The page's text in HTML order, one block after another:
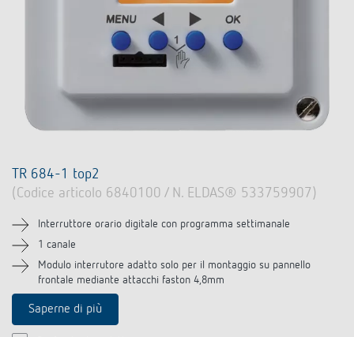
TR 684-1 top2
(Codice articolo 6840100 / N. ELDAS® 533759907)
Interruttore orario digitale con programma settimanale
1 canale
Modulo interrutore adatto solo per il montaggio su pannello
frontale mediante attacchi faston 4,8mm
Saperne di più